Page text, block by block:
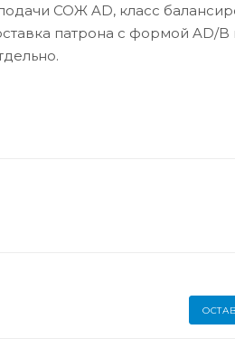
СОЖ AD, класс
патрона с формой AD/B